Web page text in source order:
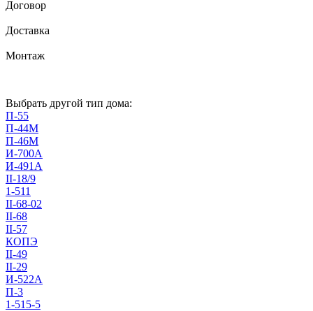
Договор
Доставка
Монтаж
Выбрать другой тип дома:
П-55
П-44М
П-46М
И-700А
И-491А
II-18/9
1-511
II-68-02
II-68
II-57
КОПЭ
II-49
II-29
И-522А
П-3
1-515-5